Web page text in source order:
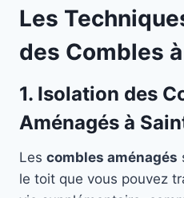
Les
des Combles
1. Isolation des
Aménagés à
Les combles aménagés
le toit que vous pouvez